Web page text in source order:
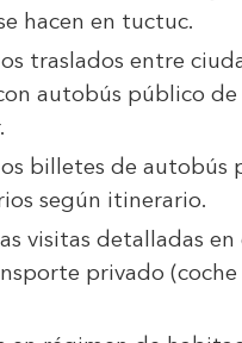
hacen en tuctuc.
traslados entre
autobús público de
billetes de autobús
según itinerario.
visitas detalladas
privado